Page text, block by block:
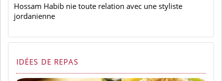
Hossam Habib nie toute relation avec une styliste
jordanienne
IDÉES DE REPAS